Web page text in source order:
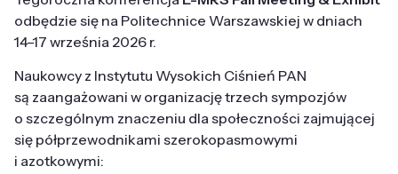
odbędzie się na Politechnice Warszawskiej w dniach
14–17 września 2026 r.
Naukowcy z Instytutu Wysokich Ciśnień PAN
są zaangażowani w organizację trzech sympozjów
o szczególnym znaczeniu dla społeczności zajmującej
się półprzewodnikami szerokopasmowymi
i azotkowymi: